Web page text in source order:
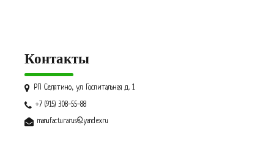
Контакты
РП Селятино, ул. Госпитальная д. 1
+7 (915) 308-55-88
manufacturarus@yandex.ru